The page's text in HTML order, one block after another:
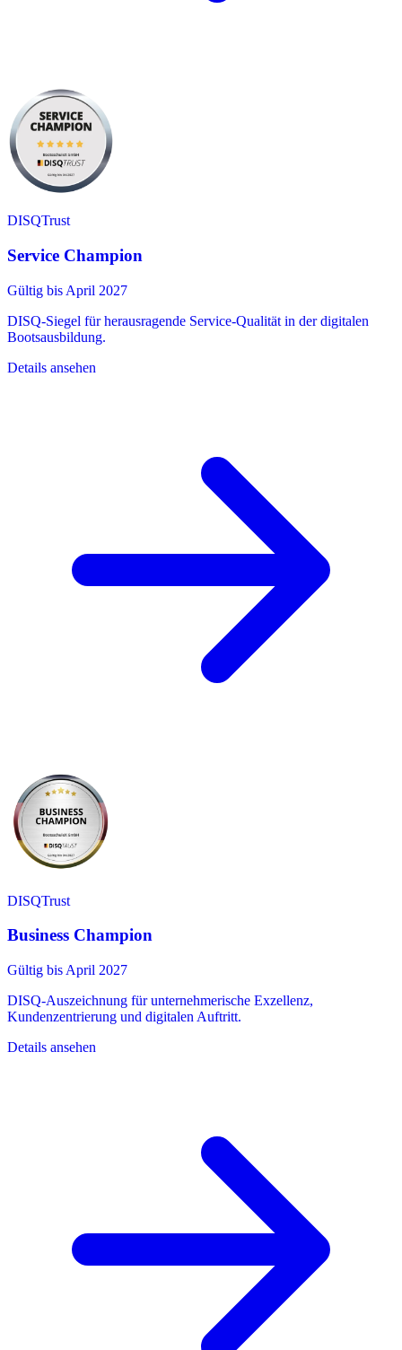
DISQTrust
Service Champion
Gültig bis April 2027
DISQ-Siegel für herausragende Service-Qualität in der digitalen
Bootsausbildung.
Details ansehen
DISQTrust
Business Champion
Gültig bis April 2027
DISQ-Auszeichnung für unternehmerische Exzellenz,
Kundenzentrierung und digitalen Auftritt.
Details ansehen